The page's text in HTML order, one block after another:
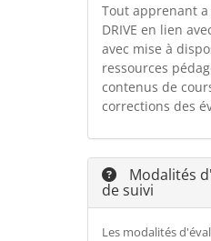
Tout apprenant a
DRIVE en lien
avec mise à
ressources
contenus de
corrections des
Modalités
de suivi
Les modalités